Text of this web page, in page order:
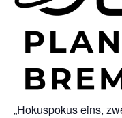
„Hokuspokus eins,